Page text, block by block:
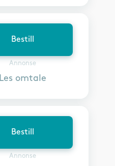
Bestill
Annonse
Les omtale
Bestill
Annonse